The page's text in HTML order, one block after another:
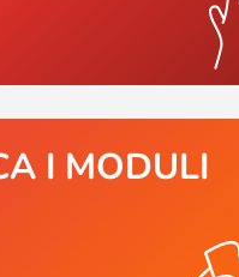
I MODULI